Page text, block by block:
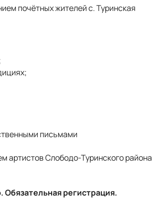
почётных жителей с. Туринская
письмами
артистов Слободо-Туринского района
Обязательная регистрация.